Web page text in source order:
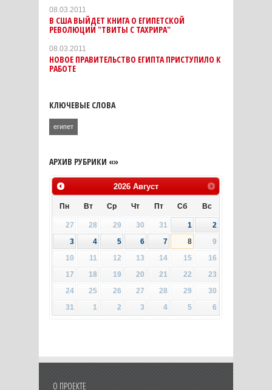
08.03.2011
В США ВЫЙДЕТ КНИГА О ЕГИПЕТСКОЙ
РЕВОЛЮЦИИ "ТВИТЫ С ТАХРИРА"
08.03.2011
НОВОЕ ПРАВИТЕЛЬСТВО ЕГИПТА ПРИСТУПИЛО К
РАБОТЕ
КЛЮЧЕВЫЕ СЛОВА
египет
АРХИВ РУБРИКИ «»
2026 Август
Пн Вт Ср Чт Пт Сб Вс
27 28 29 30 31 1
2
3
4 5 6 7 8
9
10
11 12 13 14 15
16
17
18 19 20 21 22
23
24
25 26 27 28 29
30
31
1 2 3 4 5 6
О ПРОЕКТЕ